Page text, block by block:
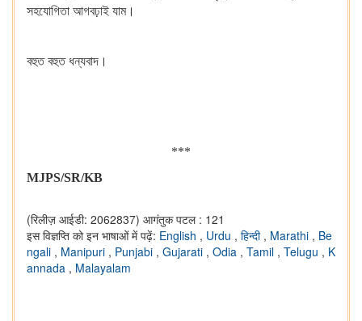
সহযোগিতা আগবঢ়াই যাম।
বহুত বহুত ধন্যবাদ।
***
MJPS/SR/KB
(रिलीज़ आईडी: 2062837) आगंतुक पटल : 121
इस विज्ञप्ति को इन भाषाओं में पढ़ें: English , Urdu , हिन्दी , Marathi , Be
ngali , Manipuri , Punjabi , Gujarati , Odia , Tamil , Telugu , K
annada , Malayalam